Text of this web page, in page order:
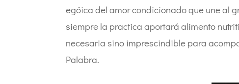
egóica del amor condicionado que une al
siempre la practica aportará alimento
necesaria sino imprescindible para
Palabra.